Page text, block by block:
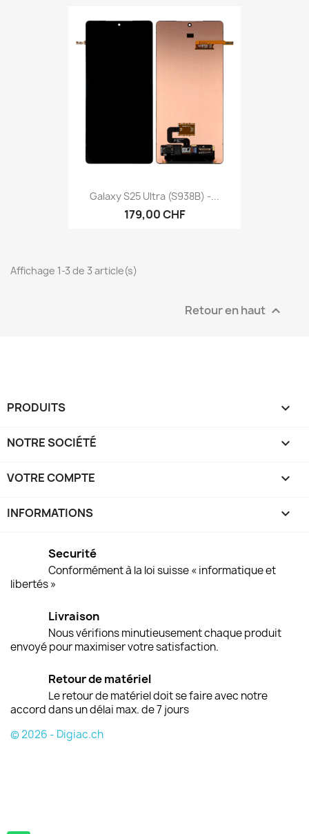
Galaxy S25 Ultra (S938B) -...
179,00 CHF
Affichage 1-3 de 3 article(s)
Retour en haut 
PRODUITS 
NOTRE SOCIÉTÉ 
VOTRE COMPTE 
INFORMATIONS keyboard_arrow_down
Securité
Conformément à la loi suisse « informatique et
libertés »
Livraison
Nous vérifions minutieusement chaque produit
envoyé pour maximiser votre satisfaction.
Retour de matériel
Le retour de matériel doit se faire avec notre
accord dans un délai max. de 7 jours
© 2026 - Digiac.ch